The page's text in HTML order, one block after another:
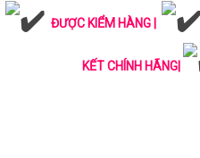
ĐƯỢC KIỂM HÀNG |
KẾT CHÍNH HÃNG|